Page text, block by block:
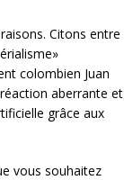
Citons entre
colombien Juan
aberrante et
grâce aux
vous souhaitez